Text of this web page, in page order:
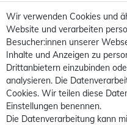
Wir verwenden Cookies und
Website und verarbeiten
Besucher:innen unserer
Inhalte und Anzeigen zu
Drittanbietern einzubinden
analysieren. Die
Cookies. Wir teilen diese
Einstellungen benennen.
Die Datenverarbeitung kann